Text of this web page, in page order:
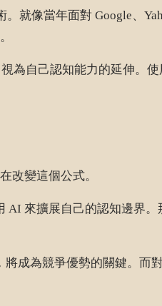
。就像當年面對 Google、
為自己認知能力的延伸。
改變這個公式。
來擴展自己的認知邊界
成為競爭優勢的關鍵。